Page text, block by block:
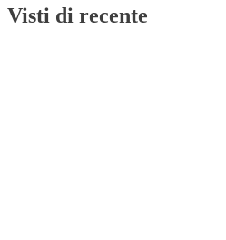
Visti di recente